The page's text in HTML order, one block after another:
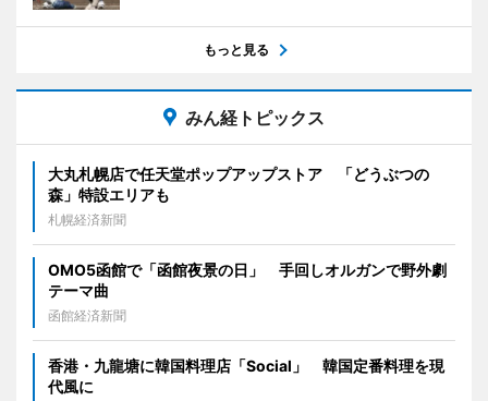
もっと見る
みん経トピックス
大丸札幌店で任天堂ポップアップストア 「どうぶつの
森」特設エリアも
札幌経済新聞
OMO5函館で「函館夜景の日」 手回しオルガンで野外劇
テーマ曲
函館経済新聞
香港・九龍塘に韓国料理店「Social」 韓国定番料理を現
代風に